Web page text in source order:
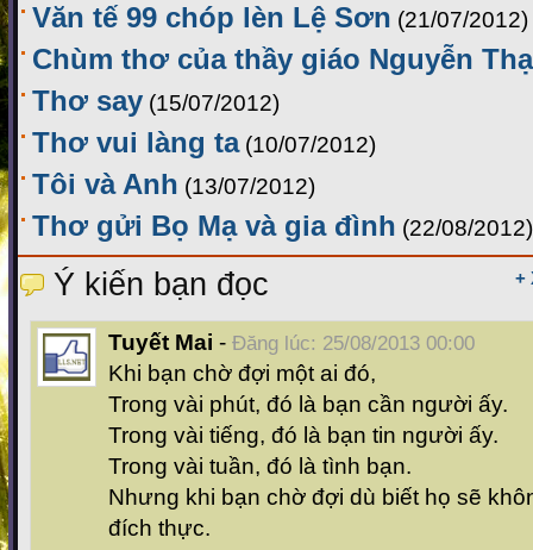
Văn tế 99 chóp lèn Lệ Sơn (21/07/2012)
Chùm thơ của thầy giáo Nguyễn
Thơ say (15/07/2012)
Thơ vui làng ta (10/07/2012)
Tôi và Anh (13/07/2012)
Thơ gửi Bọ Mạ và gia đình (22/08/2012)
+
Ý kiến bạn đọc
Tuyết Mai - Đăng lúc: 25/08/2013 00:00
Khi bạn chờ đợi một ai đó,
Trong vài phút, đó là bạn cần người ấy.
Trong vài tiếng, đó là bạn tin người ấy.
Trong vài tuần, đó là tình bạn.
Nhưng khi bạn chờ đợi dù biết họ sẽ
đích thực.